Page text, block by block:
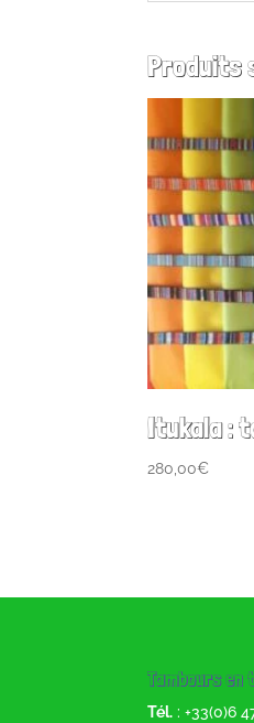
Produits
Itukala :
280,00€
Tambours en
Tél. : +33(0)6